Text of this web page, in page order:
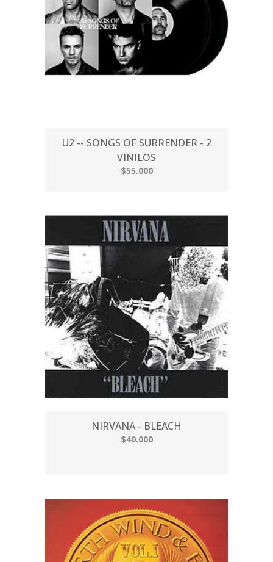
U2 -- SONGS OF SURRENDER - 2
VINILOS
$55.000
NIRVANA - BLEACH
$40.000